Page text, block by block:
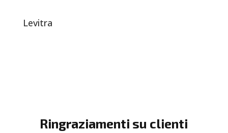
Levitra
Ringraziamenti su clienti